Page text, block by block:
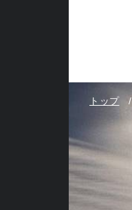
トップ